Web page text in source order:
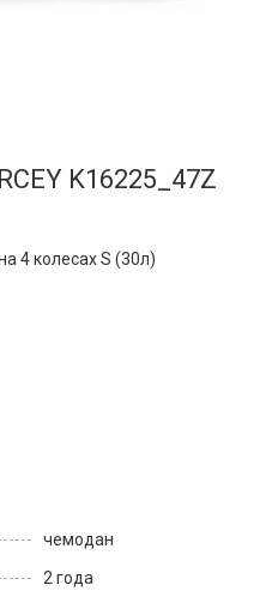
K16225_47Z
4 колесах S (30л)
чемодан
2 года